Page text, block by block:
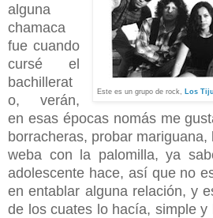
Este es un grupo de rock, Los
alguna
chamaca
fue cuando
cursé el
bachillerat
o, verán,
en esas épocas nomás me
borracheras, probar
weba con la palomilla, ya
adolescente hace, así que no
en entablar alguna relación, y
de los cuates lo hacía, simple y